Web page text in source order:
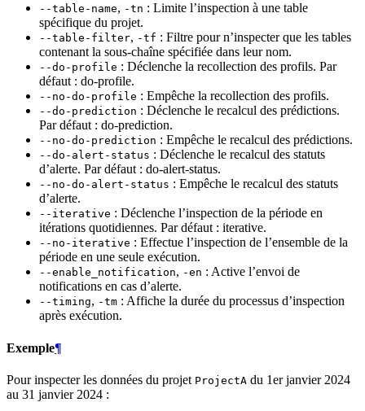
--table-name, -tn : Limite l’inspection à une table
spécifique du projet.
--table-filter, -tf : Filtre pour n’inspecter que les tables
contenant la sous-chaîne spécifiée dans leur nom.
--do-profile : Déclenche la recollection des profils. Par
défaut : do-profile.
--no-do-profile : Empêche la recollection des profils.
--do-prediction : Déclenche le recalcul des prédictions.
Par défaut : do-prediction.
--no-do-prediction : Empêche le recalcul des prédictions.
--do-alert-status : Déclenche le recalcul des statuts
d’alerte. Par défaut : do-alert-status.
--no-do-alert-status : Empêche le recalcul des statuts
d’alerte.
--iterative : Déclenche l’inspection de la période en
itérations quotidiennes. Par défaut : iterative.
--no-iterative : Effectue l’inspection de l’ensemble de la
période en une seule exécution.
--enable_notification, -en : Active l’envoi de
notifications en cas d’alerte.
--timing, -tm : Affiche la durée du processus d’inspection
après exécution.
Exemple¶
Pour inspecter les données du projet ProjectA du 1er janvier 2024
au 31 janvier 2024 :